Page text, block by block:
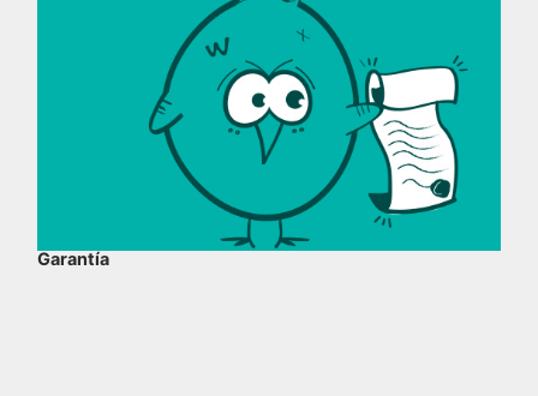
Garantía